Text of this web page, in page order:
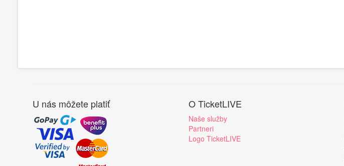
U nás môžete platiť O TicketLIVE
Naše služby
Partneri
Logo TicketLIVE